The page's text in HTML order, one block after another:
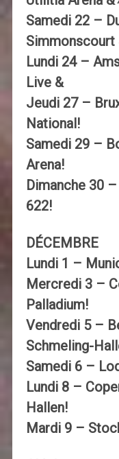
Samedi 22 –
Simmonscourt
Lundi 24 –
Live &
Jeudi 27 –
National!
Samedi 29 –
Arena!
Dimanche 30
622!
DÉCEMBRE
Lundi 1 –
Mercredi 3 –
Palladium!
Vendredi 5 –
Schmeling-
Samedi 6 –
Lundi 8 –
Hallen!
Mardi 9 –